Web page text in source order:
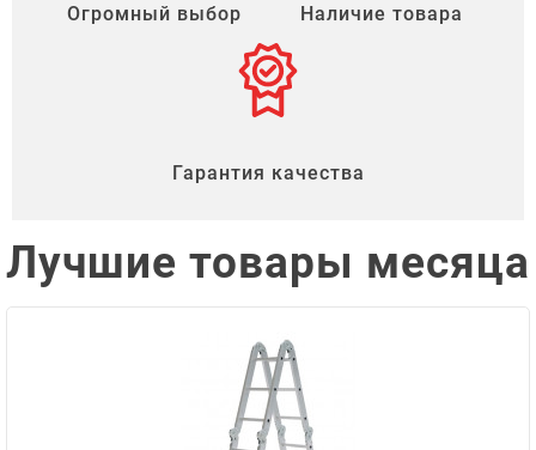
Огромный выбор Наличие товара
Гарантия качества
Лучшие товары месяца